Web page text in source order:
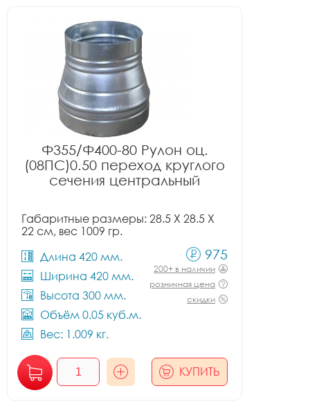
Ф355/Ф400-80 Рулон оц.
(08ПС)0.50 переход круглого
сечения центральный
Габаритные размеры: 28.5 X 28.5 X
22 см, вес 1009 гр.
Длина 420 мм.
Ширина 420 мм.
Высота 300 мм.
Объём 0.05 куб.м.
Вес: 1.009 кг.
975
200+ в наличии
розничная цена
скидки
КУПИТЬ